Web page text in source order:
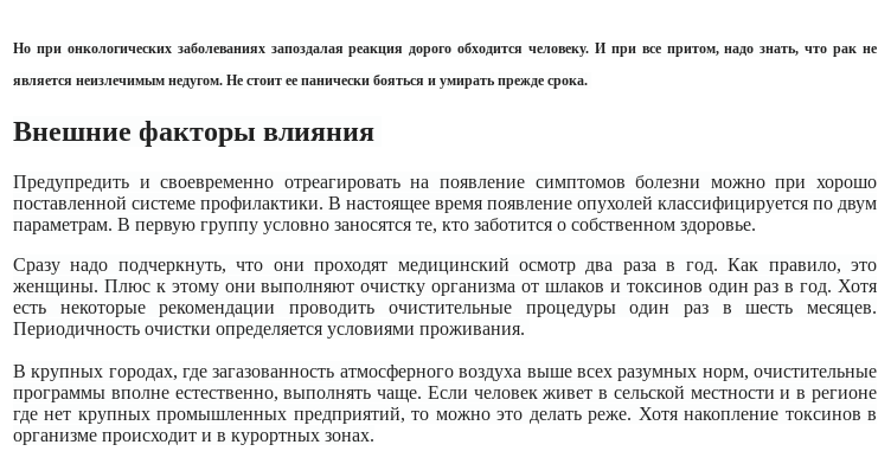
Но при онкологических заболеваниях запоздалая реакция дорого обходится человеку. И при все притом, надо знать, что рак не
является неизлечимым недугом. Не стоит ее панически бояться и умирать прежде срока.
Внешние факторы влияния
Предупредить и своевременно отреагировать на появление симптомов болезни можно при хорошо
поставленной системе профилактики. В настоящее время появление опухолей классифицируется по двум
параметрам. В первую группу условно заносятся те, кто заботится о собственном здоровье.
Сразу надо подчеркнуть, что они проходят медицинский осмотр два раза в год. Как правило, это
женщины. Плюс к этому они выполняют очистку организма от шлаков и токсинов один раз в год. Хотя
есть некоторые рекомендации проводить очистительные процедуры один раз в шесть месяцев.
Периодичность очистки определяется условиями проживания.
В крупных городах, где загазованность атмосферного воздуха выше всех разумных норм, очистительные
программы вполне естественно, выполнять чаще. Если человек живет в сельской местности и в регионе
где нет крупных промышленных предприятий, то можно это делать реже. Хотя накопление токсинов в
организме происходит и в курортных зонах.